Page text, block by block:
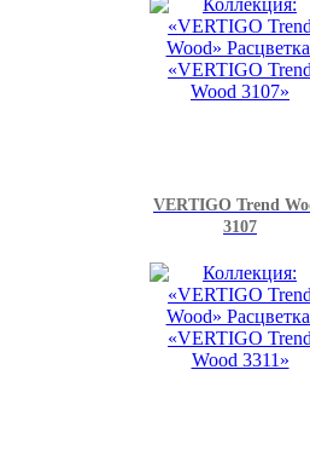
VERTIGO Trend
3107